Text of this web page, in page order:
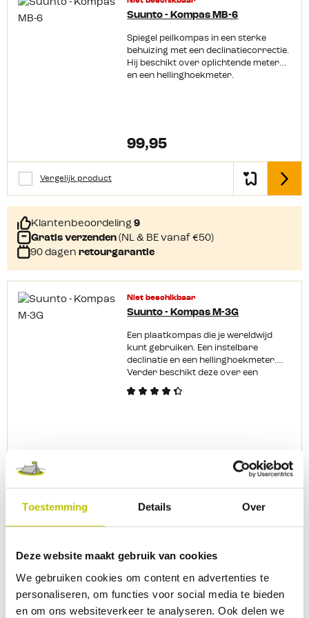
Toestemming Details Over
Deze website maakt gebruik van cookies
We gebruiken cookies om content en advertenties te
personaliseren, om functies voor social media te bieden
en om ons websiteverkeer te analyseren. Ook delen we
Productkenmerken: Opvouwbaar
Wijzer in opvallende neonkleur
Oliegevulde behuizing Grote
vergrootlens Draaibare schaal en
maatweergave
Suunto - Kompas MB-6
Spiegel peilkompas in een sterke
behuizing met een declinatiecorrectie.
Hij beschikt over oplichtende meters
en een hellinghoekmeter.
99,95
Vergelijk product
Klantenbeoordeling 9
Gratis verzenden (NL & BE vanaf €50)
90 dagen retourgarantie
Niet beschikbaar
Suunto - Kompas M-3G
Een plaatkompas die je wereldwijd
kunt gebruiken. Een instelbare
declinatie en een hellinghoekmeter.
Verder beschikt deze over een
lichtgevende roos,
markeringssjablonen en een
Suunto - Horlogeband Kompas
Een handig klein kompasje dat je
makkelijk kwijt kunt in een broek of
om deze om je pols te dragen of op je